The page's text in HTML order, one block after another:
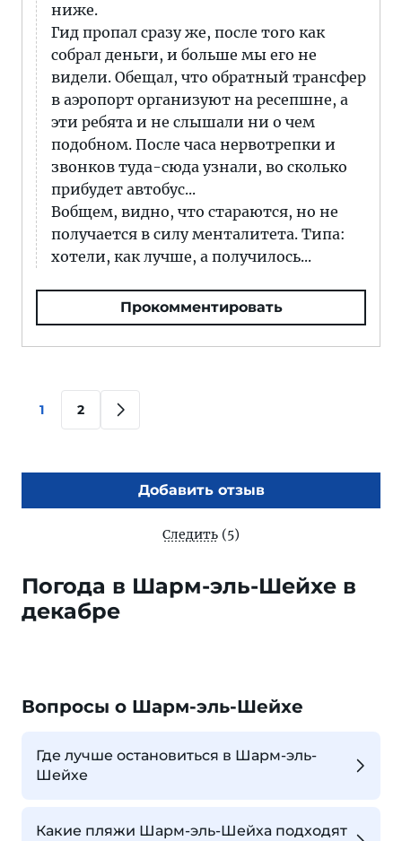
ниже.
Гид пропал сразу же, после того как
собрал деньги, и больше мы его не
видели. Обещал, что обратный трансфер
в аэропорт организуют на ресепшне, а
эти ребята и не слышали ни о чем
подобном. После часа нервотрепки и
звонков туда-сюда узнали, во сколько
прибудет автобус...
Вобщем, видно, что стараются, но не
получается в силу менталитета. Типа:
хотели, как лучше, а получилось...
Прокомментировать
1 2
Добавить отзыв
Следить (5)
Погода в Шарм-эль-Шейхе в
декабре
Вопросы о Шарм-эль-Шейхе
Где лучше остановиться в Шарм-эль-
Шейхе
Какие пляжи Шарм-эль-Шейха подходят